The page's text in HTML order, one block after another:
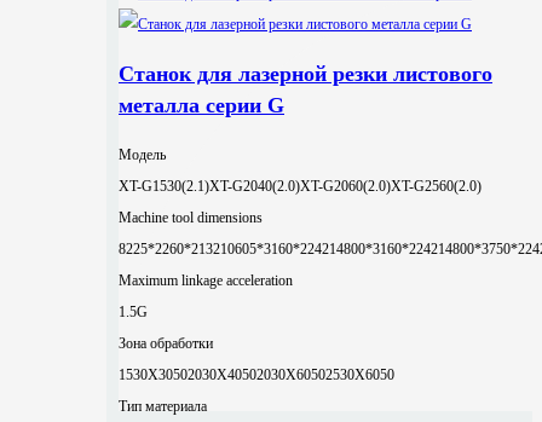
Станок для лазерной резки листового
металла серии G
Модель
XT-G1530(2.1)XT-G2040(2.0)XT-G2060(2.0)XT-G2560(2.0)
Machine tool dimensions
8225*2260*213210605*3160*224214800*3160*2242
Maximum linkage acceleration
1.5G
Зона обработки
1530X30502030X40502030X60502530X6050
Тип материала